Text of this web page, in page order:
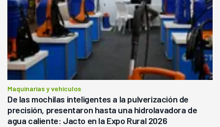
Maquinarias y vehículos
De las mochilas inteligentes a la pulverización de
precisión, presentaron hasta una hidrolavadora de
agua caliente: Jacto en la Expo Rural 2026